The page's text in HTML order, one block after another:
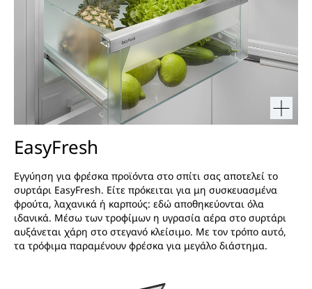
EasyFresh
Εγγύηση για φρέσκα προϊόντα στο σπίτι σας αποτελεί το
συρτάρι EasyFresh. Είτε πρόκειται για μη συσκευασμένα
φρούτα, λαχανικά ή καρπούς: εδώ αποθηκεύονται όλα
ιδανικά. Μέσω των τροφίμων η υγρασία αέρα στο συρτάρι
αυξάνεται χάρη στο στεγανό κλείσιμο. Με τον τρόπο αυτό,
τα τρόφιμα παραμένουν φρέσκα για μεγάλο διάστημα.